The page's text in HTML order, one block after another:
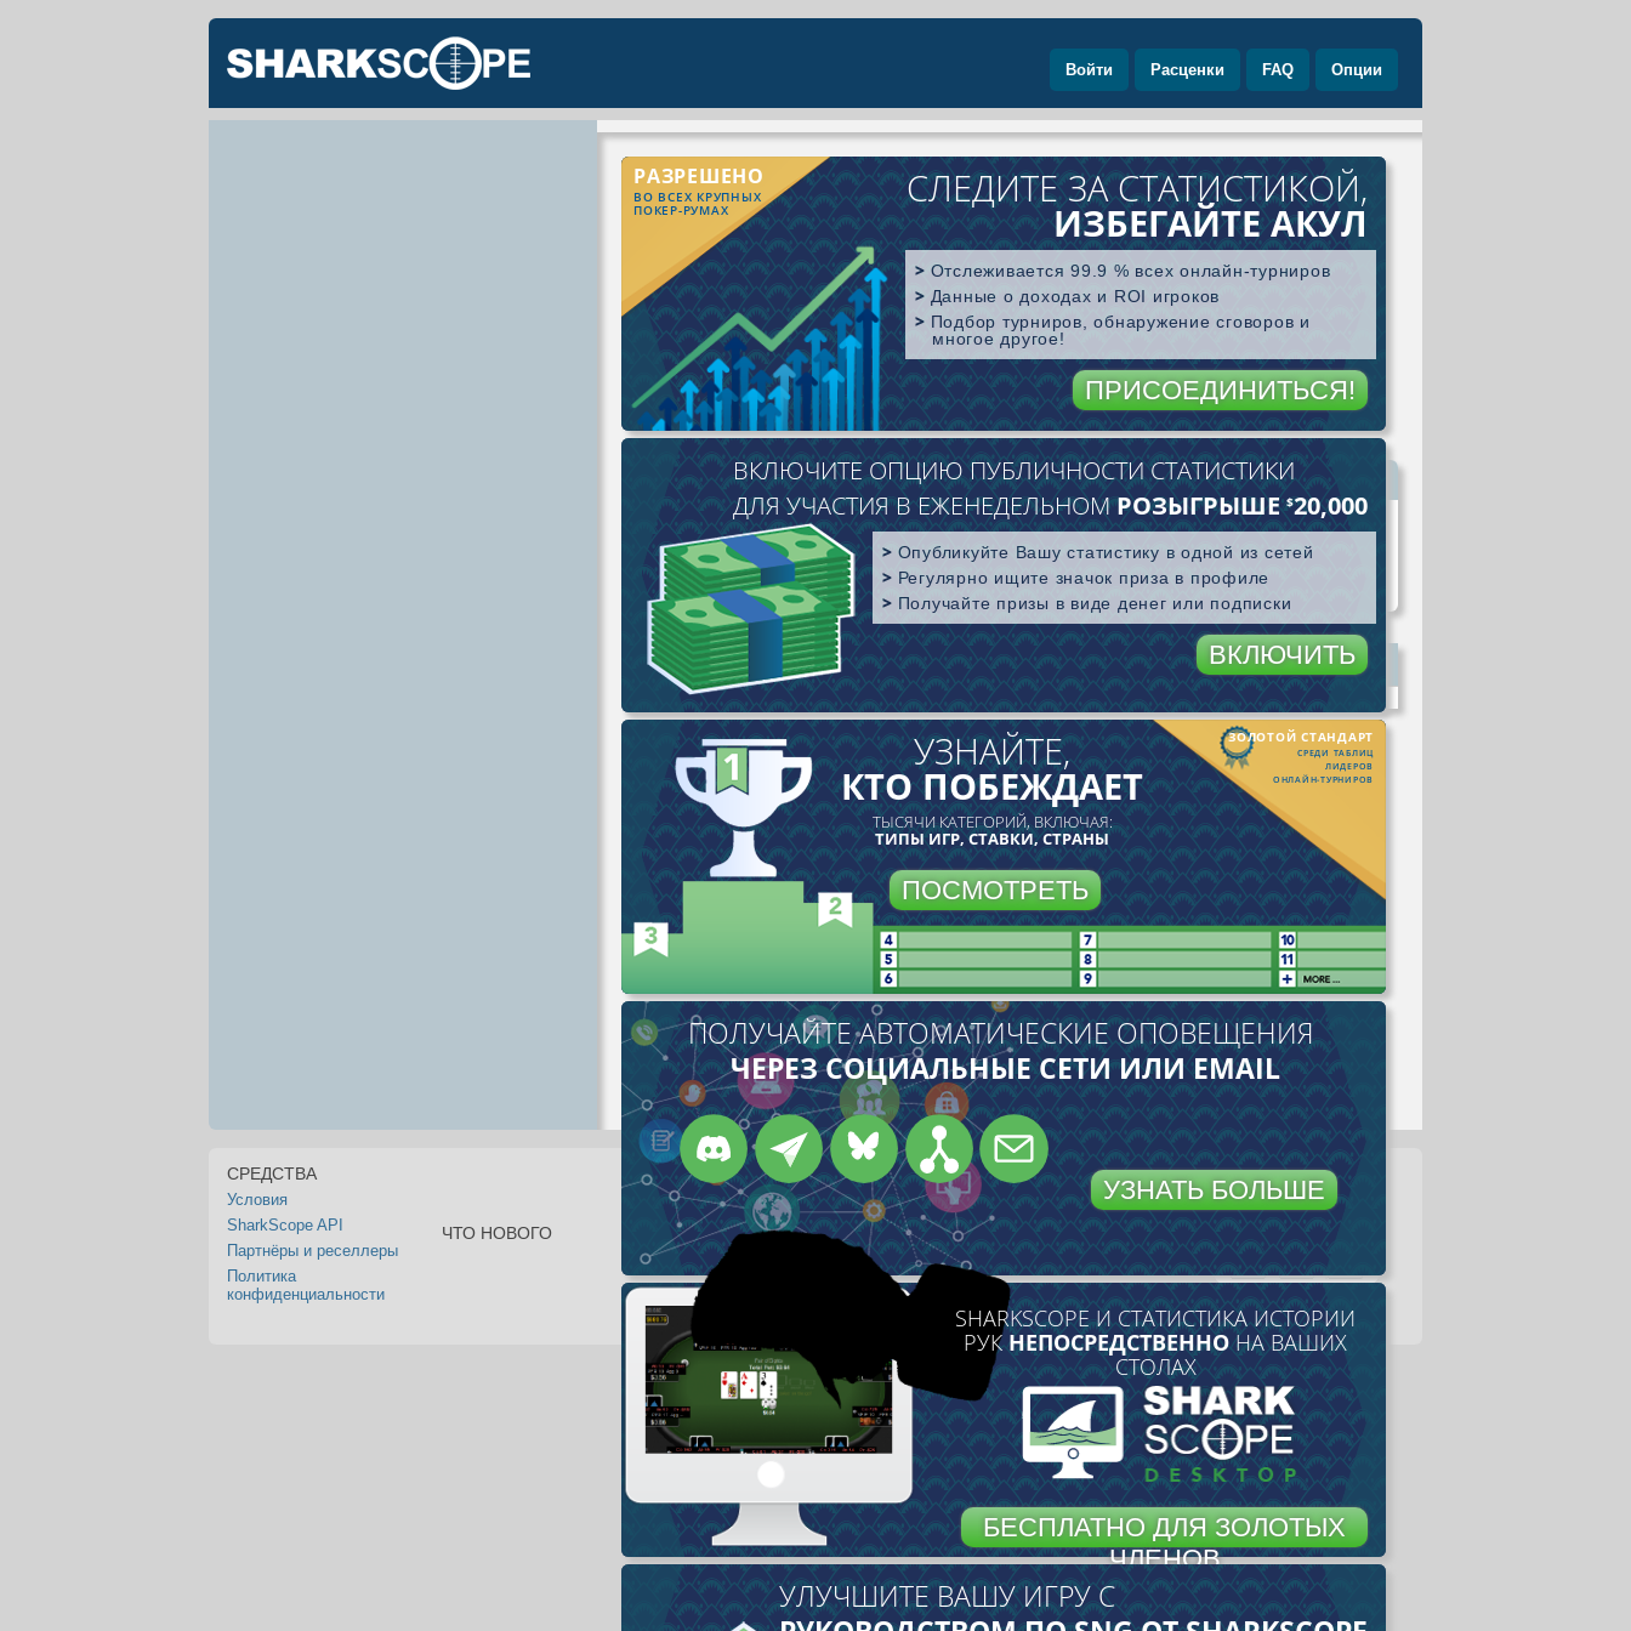
Войти Расценки FAQ Опции
РАЗРЕШЕНО
ВО ВСЕХ КРУПНЫХ
ПОКЕР-РУМАХ СЛЕДИТЕ ЗА СТАТИСТИКОЙ,
ИЗБЕГАЙТЕ АКУЛ
Отслеживается 99.9 % всех онлайн-турниров
Данные о доходах и ROI игроков
Подбор турниров, обнаружение сговоров и
многое другое!
ПРИСОЕДИНИТЬСЯ!
ВКЛЮЧИТЕ ОПЦИЮ ПУБЛИЧНОСТИ СТАТИСТИКИ
ДЛЯ УЧАСТИЯ В ЕЖЕНЕДЕЛЬНОМРОЗЫГРЫШЕ$20,000
Опубликуйте Вашу статистику в одной из сетей
Регулярно ищите значок приза в профиле
Получайте призы в виде денег или подписки
ВКЛЮЧИТЬ
ЗОЛОТОЙ СТАНДАРТ
СРЕДИ ТАБЛИЦ
ЛИДЕРОВ
ОНЛАЙН-ТУРНИРОВ
УЗНАЙТЕ,
КТО ПОБЕЖДАЕТ
ТЫСЯЧИ КАТЕГОРИЙ, ВКЛЮЧАЯ:
ТИПЫ ИГР, СТАВКИ, СТРАНЫ
ПОСМОТРЕТЬ
ПОЛУЧАЙТЕ АВТОМАТИЧЕСКИЕ ОПОВЕЩЕНИЯ
ЧЕРЕЗ СОЦИАЛЬНЫЕ СЕТИ ИЛИ EMAIL
УЗНАТЬ БОЛЬШЕ
SHARKSCOPE И СТАТИСТИКА ИСТОРИИ
РУКНЕПОСРЕДСТВЕННОНА ВАШИХ
СТОЛАХ
БЕСПЛАТНО ДЛЯ ЗОЛОТЫХ
ЧЛЕНОВ
УЛУЧШИТЕ ВАШУ ИГРУ С
Поиск игрока
Румы, в которых Sharkscope, собирает статистику
СРЕДСТВА
Условия
SharkScope API
Партнёры и реселлеры
Политика
конфиденциальности
ЧТО НОВОГО